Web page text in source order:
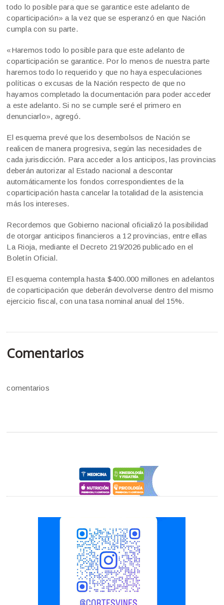
todo lo posible para que se garantice este adelanto de
coparticipación» a la vez que se esperanzó en que Nación
cumpla con su parte.
«Haremos todo lo posible para que este adelanto de
coparticipación se garantice. Por lo menos de nuestra parte
haremos todo lo requerido y que no haya especulaciones
políticas o excusas de la Nación respecto de que no
hayamos completado la documentación para poder acceder
a este adelanto. Si no se cumple seré el primero en
denunciarlo», agregó.
El esquema prevé que los desembolsos de Nación se
realicen de manera progresiva, según las necesidades de
cada jurisdicción. Para acceder a los anticipos, las provincias
deberán autorizar al Estado nacional a descontar
automáticamente los fondos correspondientes de la
coparticipación hasta cancelar la totalidad de la asistencia
más los intereses.
Recordemos que Gobierno nacional oficializó la posibilidad
de otorgar anticipos financieros a 12 provincias, entre ellas
La Rioja, mediante el Decreto 219/2026 publicado en el
Boletín Oficial.
El esquema contempla hasta $400.000 millones en adelantos
de coparticipación que deberán devolverse dentro del mismo
ejercicio fiscal, con una tasa nominal anual del 15%.
Comentarios
comentarios